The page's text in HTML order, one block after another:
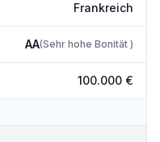
Frankreich
AA(Sehr hohe Bonität )
100.000 €